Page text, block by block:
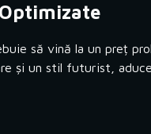
să vină la un preț
și un stil futurist,